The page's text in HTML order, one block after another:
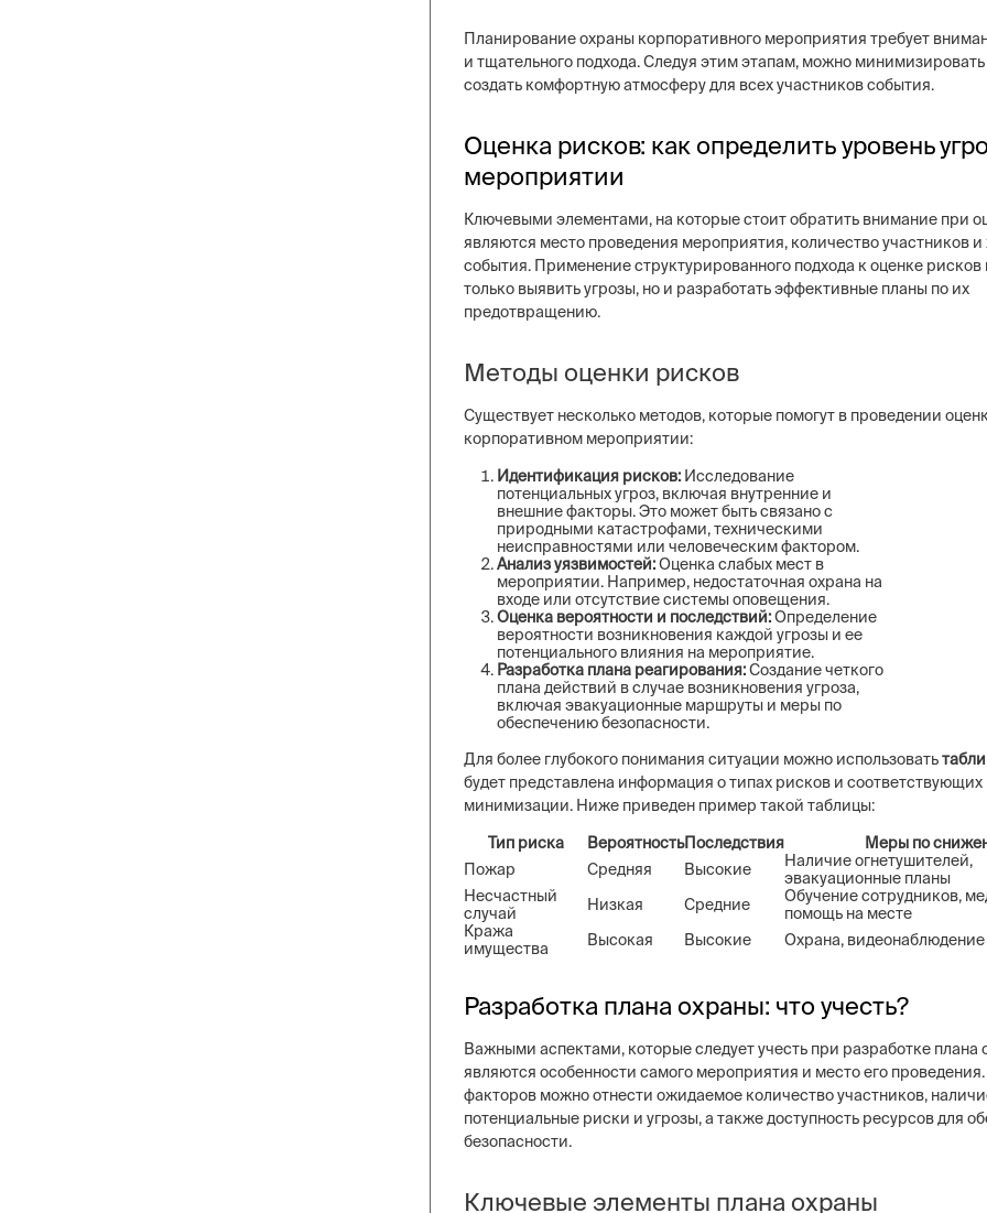
Планирование охраны корпоративного мероприятия требует
и тщательного подхода. Следуя этим этапам, можно
создать комфортную атмосферу для всех участников события.
Оценка рисков: как определить уровень
мероприятии
Ключевыми элементами, на которые стоит обратить внимание при
являются место проведения мероприятия, количество участников и
события. Применение структурированного подхода к оценке
только выявить угрозы, но и разработать эффективные планы по их
предотвращению.
Методы оценки рисков
Существует несколько методов, которые помогут в проведении
корпоративном мероприятии:
Идентификация рисков: Исследование
потенциальных угроз, включая внутренние и
внешние факторы. Это может быть связано с
природными катастрофами, техническими
неисправностями или человеческим фактором.
Анализ уязвимостей:Оценка слабых мест в
мероприятии. Например, недостаточная охрана на
входе или отсутствие системы оповещения.
Оценка вероятности и последствий:Определение
вероятности возникновения каждой угрозы и ее
потенциального влияния на мероприятие.
Разработка плана реагирования:Создание четкого
плана действий в случае возникновения угроза,
включая эвакуационные маршруты и меры по
обеспечению безопасности.
Для более глубокого понимания ситуации можно использовать
будет представлена информация о типах рисков и соответствующих
минимизации. Ниже приведен пример такой таблицы:
Тип риска ВероятностьПоследствия
Меры по
Пожар
Средняя Высокие
Наличие огнетушителей,
эвакуационные планы
Несчастный
случай
Низкая Средние
Обучение сотрудников,
помощь на месте
Кража
имущества
Высокая Высокие Охрана, видеонаблюдение
Разработка плана охраны: что учесть?
Важными аспектами, которые следует учесть при разработке плана
являются особенности самого мероприятия и место его проведения.
факторов можно отнести ожидаемое количество участников,
потенциальные риски и угрозы, а также доступность ресурсов для
безопасности.
Ключевые элементы плана охраны